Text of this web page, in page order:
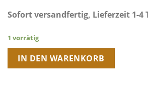
Sofort versandfertig, Lieferzeit 1-4
1 vorrätig
IN DEN WARENKORB